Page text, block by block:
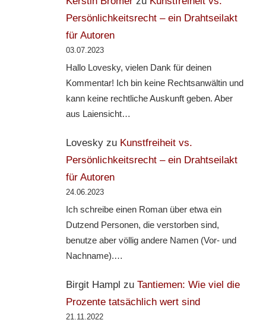
Persönlichkeitsrecht – ein Drahtseilakt
für Autoren
03.07.2023
Hallo Lovesky, vielen Dank für deinen
Kommentar! Ich bin keine Rechtsanwältin und
kann keine rechtliche Auskunft geben. Aber
aus Laiensicht…
Loveskyzu Kunstfreiheit vs.
Persönlichkeitsrecht – ein Drahtseilakt
für Autoren
24.06.2023
Ich schreibe einen Roman über etwa ein
Dutzend Personen, die verstorben sind,
benutze aber völlig andere Namen (Vor- und
Nachname).…
Birgit Hampl zu Tantiemen: Wie viel die
Prozente tatsächlich wert sind
21.11.2022